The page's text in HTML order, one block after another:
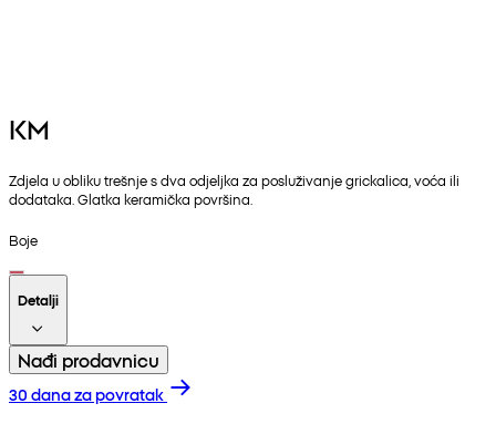
KM
Zdjela u obliku trešnje s dva odjeljka za posluživanje grickalica, voća ili
dodataka. Glatka keramička površina.
Boje
Detalji
Nađi prodavnicu
30 dana za povratak